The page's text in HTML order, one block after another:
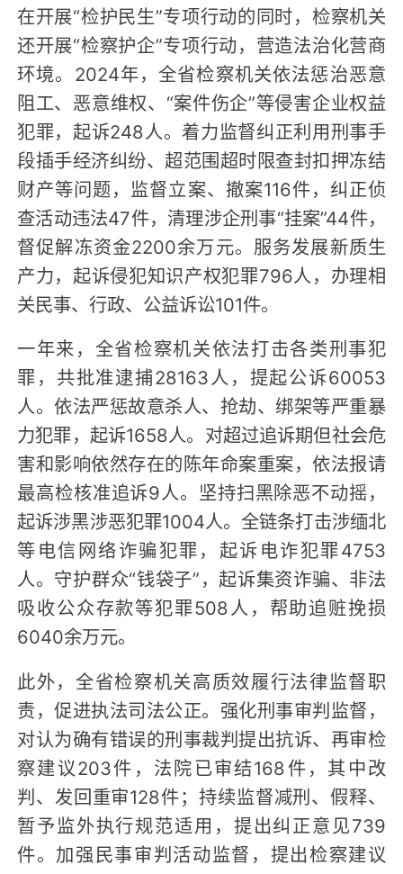
在开展“检护民生”专项行动的同时，检察机关
还开展“检察护企”专项行动，营造法治化营商
环境。2024年，全省检察机关依法惩治恶意
阻工、恶意维权、“案件伤企”等侵害企业权益
犯罪，起诉248人。着力监督纠正利用刑事手
段插手经济纠纷、超范围超时限查封扣押冻结
财产等问题，监督立案、撤案116件，纠正侦
查活动违法47件，清理涉企刑事“挂案”44件，
督促解冻资金2200余万元。服务发展新质生
产力，起诉侵犯知识产权犯罪796人，办理相
关民事、行政、公益诉讼101件。
一年来，全省检察机关依法打击各类刑事犯
罪，共批准逮捕28163人，提起公诉60053
人。依法严惩故意杀人、抢劫、绑架等严重暴
力犯罪，起诉1658人。对超过追诉期但社会危
害和影响依然存在的陈年命案重案，依法报请
最高检核准追诉9人。坚持扫黑除恶不动摇，
起诉涉黑涉恶犯罪1004人。全链条打击涉缅北
等电信网络诈骗犯罪，起诉电诈犯罪4753
人。守护群众“钱袋子”，起诉集资诈骗、非法
吸收公众存款等犯罪508人，帮助追赃挽损
6040余万元。
此外，全省检察机关高质效履行法律监督职
责，促进执法司法公正。强化刑事审判监督，
对认为确有错误的刑事裁判提出抗诉、再审检
察建议203件，法院已审结168件，其中改
判、发回重审128件；持续监督减刑、假释、
暂予监外执行规范适用，提出纠正意见739
件。加强民事审判活动监督，提出检察建议